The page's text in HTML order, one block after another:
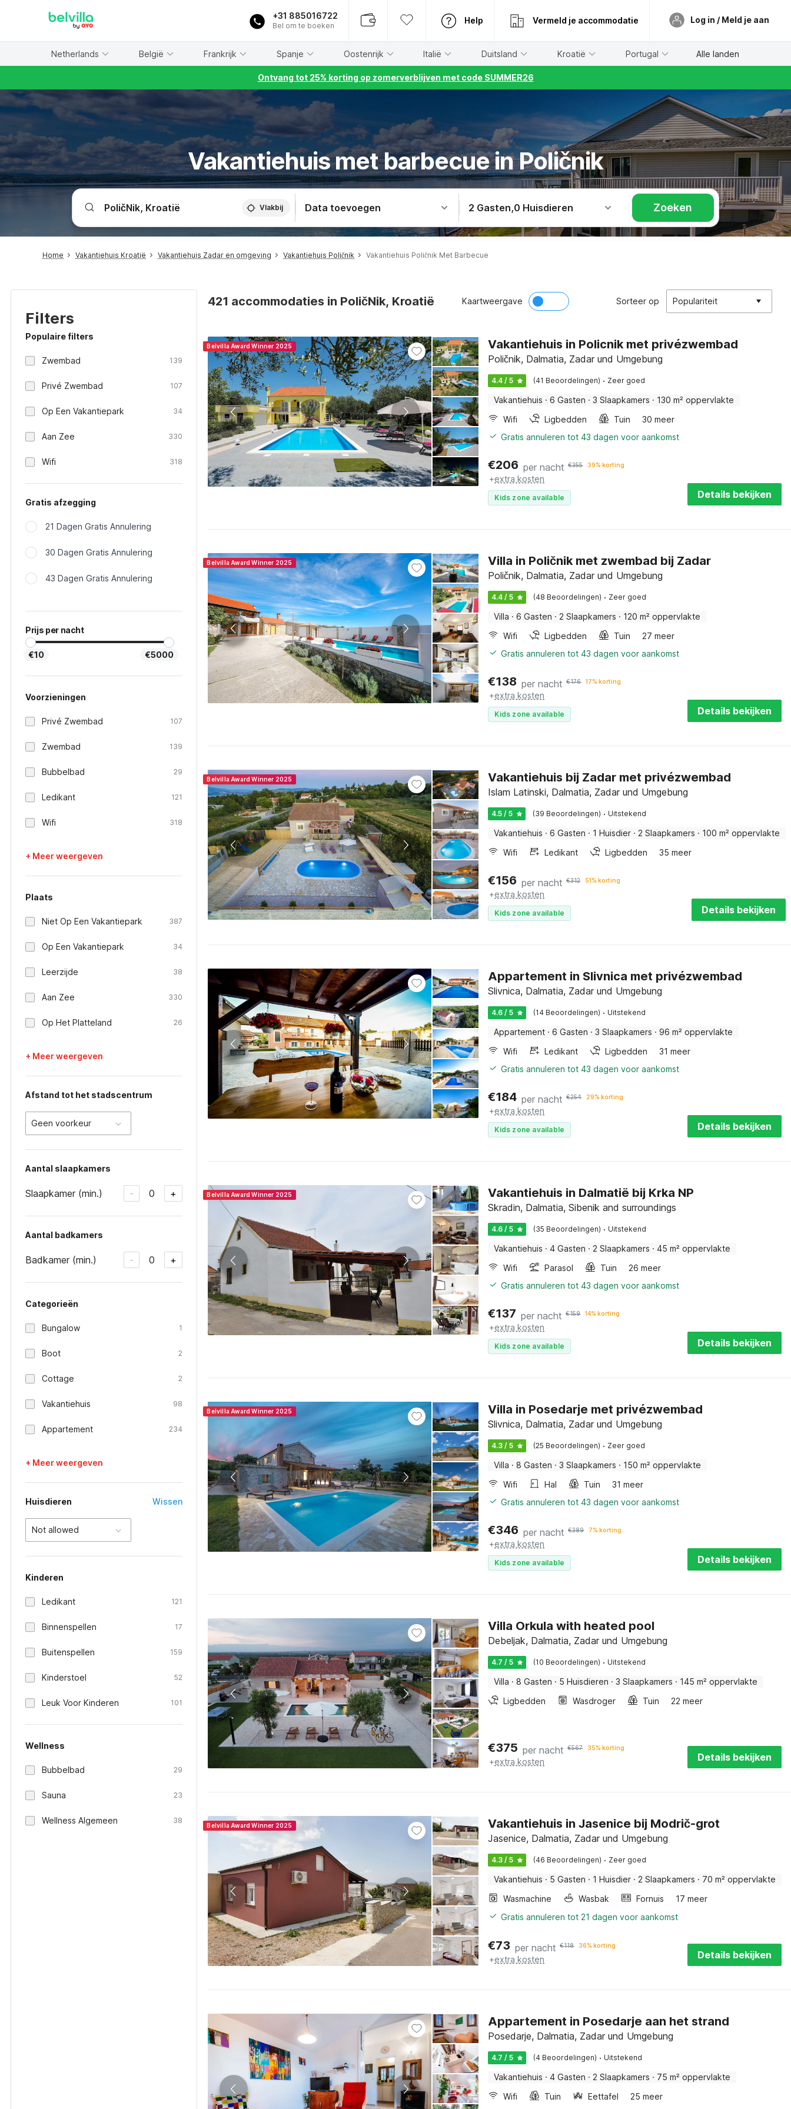
+31 885016722
Bel om te boeken
Help Vermeld je accommodatie Log in / Meld je aan
Netherlands België Frankrijk Spanje Oostenrijk Italië Duitsland Kroatië Portugal Alle landen
Ontvang tot 25% korting op zomerverblijven met code SUMMER26
Vakantiehuis met barbecue in Poličnik
Vlakbij Data toevoegen 2 Gasten,0 Huisdieren Zoeken
Home Vakantiehuis Kroatië Vakantiehuis Zadar en omgeving Vakantiehuis Poličnik Vakantiehuis Poličnik Met Barbecue
Filters
Populaire filters
Zwembad 139
Privé Zwembad 107
Op Een Vakantiepark 34
Aan Zee 330
Wifi 318
Gratis afzegging
21 Dagen Gratis Annulering
30 Dagen Gratis Annulering
43 Dagen Gratis Annulering
Prijs per nacht
€10 €5000
Voorzieningen
Privé Zwembad 107
Zwembad 139
Bubbelbad 29
Ledikant 121
Wifi 318
+ Meer weergeven
Plaats
Niet Op Een Vakantiepark 387
Op Een Vakantiepark 34
Leerzijde 38
Aan Zee 330
Op Het Platteland 26
+ Meer weergeven
Afstand tot het stadscentrum
Geen voorkeur
Aantal slaapkamers
Slaapkamer (min.) - 0 +
Aantal badkamers
Badkamer (min.) - 0 +
Categorieën
Bungalow 1
Boot 2
Cottage 2
Vakantiehuis 98
Appartement 234
+ Meer weergeven
Huisdieren Wissen
Not allowed
Kinderen
Ledikant 121
Binnenspellen 17
Buitenspellen 159
Kinderstoel 52
Leuk Voor Kinderen 101
Wellness
Bubbelbad 29
Sauna 23
Wellness Algemeen 38
421 accommodaties in PoličNik, Kroatië Kaartweergave Sorteer op Populariteit
Belvilla Award Winner 2025 Vakantiehuis in Policnik met privézwembad
Poličnik, Dalmatia, Zadar und Umgebung
4.4 / 5 (41 Beoordelingen) · Zeer goed
Vakantiehuis · 6 Gasten · 3 Slaapkamers · 130 m² oppervlakte
Wifi
Ligbedden Tuin
30 meer
Gratis annuleren tot 43 dagen voor aankomst
€206 per nacht €355 39% korting
+extra kosten
Kids zone available Details bekijken
Belvilla Award Winner 2025 Villa in Poličnik met zwembad bij Zadar
Poličnik, Dalmatia, Zadar und Umgebung
4.4 / 5 (48 Beoordelingen) · Zeer goed
Villa · 6 Gasten · 2 Slaapkamers · 120 m² oppervlakte
Wifi
Ligbedden Tuin
27 meer
Gratis annuleren tot 43 dagen voor aankomst
€138 per nacht €176 17% korting
+extra kosten
Kids zone available Details bekijken
Belvilla Award Winner 2025 Vakantiehuis bij Zadar met privézwembad
Islam Latinski, Dalmatia, Zadar und Umgebung
4.5 / 5 (39 Beoordelingen) · Uitstekend
Vakantiehuis · 6 Gasten · 1 Huisdier · 2 Slaapkamers · 100 m² oppervlakte
Wifi
Ledikant Ligbedden 35 meer
€156 per nacht €312 51% korting
+extra kosten
Kids zone available Details bekijken
Appartement in Slivnica met privézwembad
Slivnica, Dalmatia, Zadar und Umgebung
4.6 / 5 (14 Beoordelingen) · Uitstekend
Appartement · 6 Gasten · 3 Slaapkamers · 96 m² oppervlakte
Wifi
Ledikant Ligbedden
31 meer
Gratis annuleren tot 43 dagen voor aankomst
€184 per nacht €254 29% korting
+extra kosten
Kids zone available Details bekijken
Belvilla Award Winner 2025 Vakantiehuis in Dalmatië bij Krka NP
Skradin, Dalmatia, Sibenik and surroundings
4.6 / 5 (35 Beoordelingen) · Uitstekend
Vakantiehuis · 4 Gasten · 2 Slaapkamers · 45 m² oppervlakte
Wifi
Parasol Tuin
26 meer
Gratis annuleren tot 43 dagen voor aankomst
€137 per nacht €159 14% korting
+extra kosten
Kids zone available Details bekijken
Belvilla Award Winner 2025 Villa in Posedarje met privézwembad
Slivnica, Dalmatia, Zadar und Umgebung
4.3 / 5 (25 Beoordelingen) · Zeer goed
Villa · 8 Gasten · 3 Slaapkamers · 150 m² oppervlakte
Wifi
Hal Tuin
31 meer
Gratis annuleren tot 43 dagen voor aankomst
€346 per nacht €389 7% korting
+extra kosten
Kids zone available Details bekijken
Villa Orkula with heated pool
Debeljak, Dalmatia, Zadar und Umgebung
4.7 / 5 (10 Beoordelingen) · Uitstekend
Villa · 8 Gasten · 5 Huisdieren · 3 Slaapkamers · 145 m² oppervlakte
Ligbedden
Wasdroger Tuin 22 meer
€375 per nacht €567 35% korting
+extra kosten Details bekijken
Belvilla Award Winner 2025 Vakantiehuis in Jasenice bij Modrič-grot
Jasenice, Dalmatia, Zadar und Umgebung
4.3 / 5 (46 Beoordelingen) · Zeer goed
Vakantiehuis · 5 Gasten · 1 Huisdier · 2 Slaapkamers · 70 m² oppervlakte
Wasmachine
Wasbak Fornuis
17 meer
Gratis annuleren tot 21 dagen voor aankomst
€73 per nacht €118 36% korting
+extra kosten Details bekijken
Appartement in Posedarje aan het strand
Posedarje, Dalmatia, Zadar und Umgebung
4.7 / 5 (4 Beoordelingen) · Uitstekend
Vakantiehuis · 4 Gasten · 2 Slaapkamers · 75 m² oppervlakte
Wifi
Tuin Eettafel 25 meer